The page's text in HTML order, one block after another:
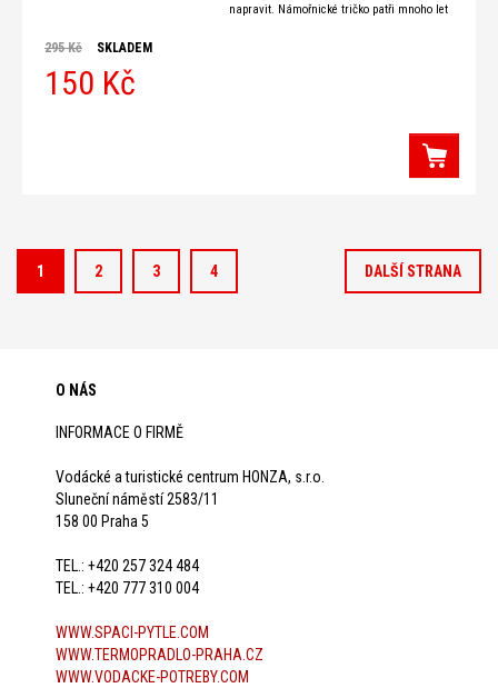
napravit. Námořnické tričko patři mnoho let
295 Kč SKLADEM
150 Kč
1 2 3 4 DALŠÍ STRANA
O NÁS
INFORMACE O FIRMĚ
Vodácké a turistické centrum HONZA, s.r.o.
Sluneční náměstí 2583/11
158 00 Praha 5
TEL.: +420 257 324 484
TEL.: +420 777 310 004
WWW.SPACI-PYTLE.COM
WWW.TERMOPRADLO-PRAHA.CZ
WWW.VODACKE-POTREBY.COM